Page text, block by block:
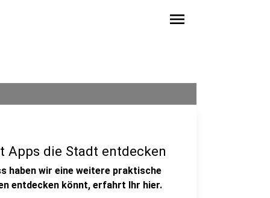
menu
Apps die Stadt entdecken
haben wir eine weitere praktische
entdecken könnt, erfahrt Ihr hier.